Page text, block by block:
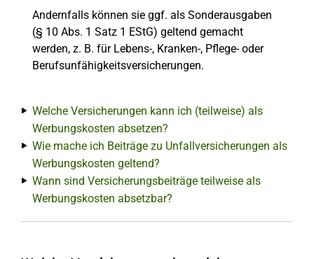
Andernfalls können sie ggf. als Sonderausgaben
(§ 10 Abs. 1 Satz 1 EStG) geltend gemacht
werden, z. B. für Lebens-, Kranken-, Pflege- oder
Berufsunfähigkeitsversicherungen.
Welche Versicherungen kann ich (teilweise) als
Werbungskosten absetzen?
Wie mache ich Beiträge zu Unfallversicherungen als
Werbungskosten geltend?
Wann sind Versicherungsbeiträge teilweise als
Werbungskosten absetzbar?